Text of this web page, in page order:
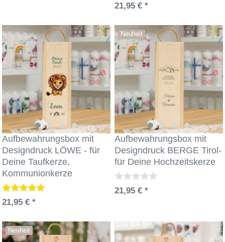
21,95 € *
Aufbewahrungsbox mit
Designdruck LÖWE - für
Deine Taufkerze,
Kommunionkerze
21,95 € *
Neuheit
Aufbewahrungsbox mit
Designdruck BERGE Tirol-
für Deine Hochzeitskerze
21,95 € *
Neuheit